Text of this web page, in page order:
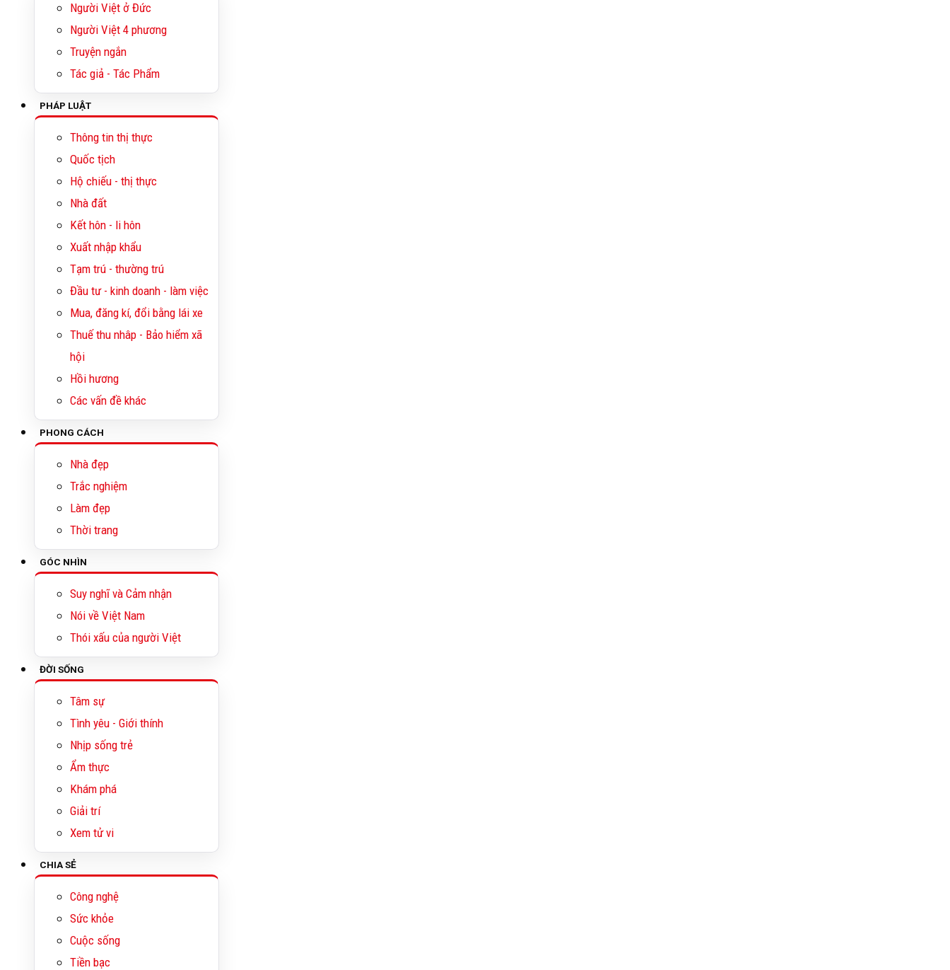
Người Việt ở Đức
Người Việt 4 phương
Truyện ngắn
Tác giả - Tác Phẩm
PHÁP LUẬT
Thông tin thị thực
Quốc tịch
Hộ chiếu - thị thực
Nhà đất
Kết hôn - li hôn
Xuất nhập khẩu
Tạm trú - thường trú
Đầu tư - kinh doanh - làm việc
Mua, đăng kí, đổi bằng lái xe
Thuế thu nhâp - Bảo hiểm xã
hội
Hồi hương
Các vấn đề khác
PHONG CÁCH
Nhà đẹp
Trắc nghiệm
Làm đẹp
Thời trang
GÓC NHÌN
Suy nghĩ và Cảm nhận
Nói về Việt Nam
Thói xấu của người Việt
ĐỜI SỐNG
Tâm sự
Tình yêu - Giới thính
Nhịp sống trẻ
Ẩm thực
Khám phá
Giải trí
Xem tử vi
CHIA SẺ
Công nghệ
Sức khỏe
Cuộc sống
Tiền bạc